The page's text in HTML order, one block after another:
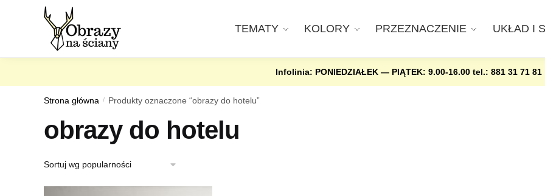
TEMATY KOLORY PRZEZNACZENIE UKŁAD I
Infolinia: PONIEDZIAŁEK — PIĄTEK: 9.00-16.00 tel.: 881 31 71 81
Strona główna / Produkty oznaczone “obrazy do hotelu”
obrazy do hotelu